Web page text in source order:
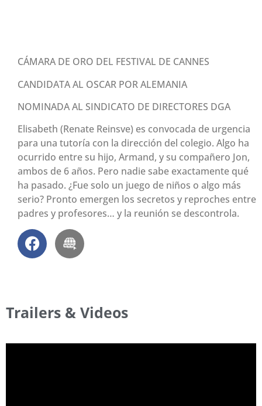
CÁMARA DE ORO DEL FESTIVAL DE CANNES
CANDIDATA AL OSCAR POR ALEMANIA
NOMINADA AL SINDICATO DE DIRECTORES DGA
Elisabeth (Renate Reinsve) es convocada de urgencia
para una tutoría con la dirección del colegio. Algo ha
ocurrido entre su hijo, Armand, y su compañero Jon,
ambos de 6 años. Pero nadie sabe exactamente qué
ha pasado. ¿Fue solo un juego de niños o algo más
serio? Pronto emergen los secretos y reproches entre
padres y profesores… y la reunión se descontrola.
Trailers & Videos